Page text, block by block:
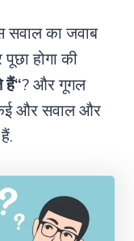
सवाल का जवाब
होगा की
हैं“? और गूगल
और सवाल और